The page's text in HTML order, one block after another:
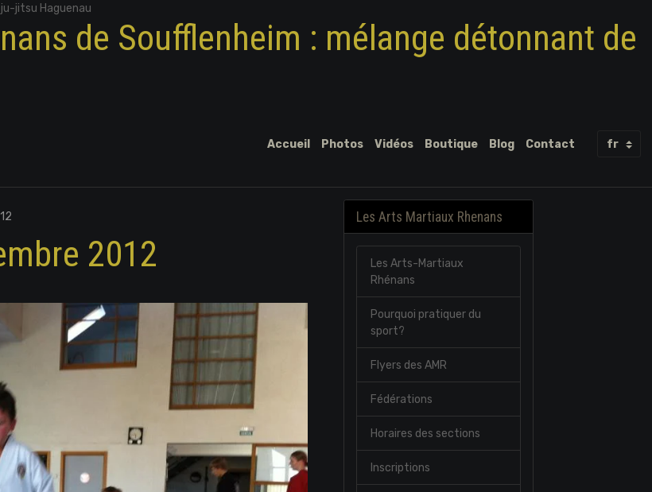
jitsu Haguenau
de Soufflenheim : mélange détonnant de
Accueil Photos Vidéos Boutique Blog Contact
2012
Les Arts Martiaux Rhenans
Les Arts-Martiaux
Rhénans
Pourquoi pratiquer du
sport?
Flyers des AMR
Fédérations
Horaires des sections
Inscriptions